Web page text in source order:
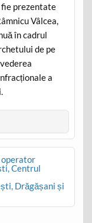
fie prezentate
Vâlcea,
în cadrul
de pe
a
operator
Centrul
Drăgășani și